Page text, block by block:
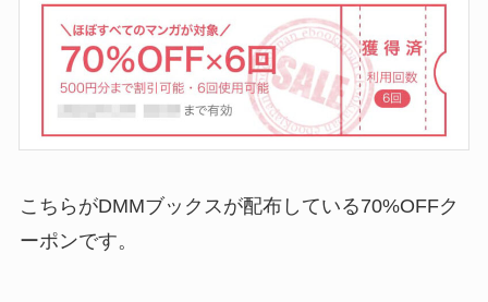
こちらがDMMブックスが配布している70%OFFク
ーポンです。